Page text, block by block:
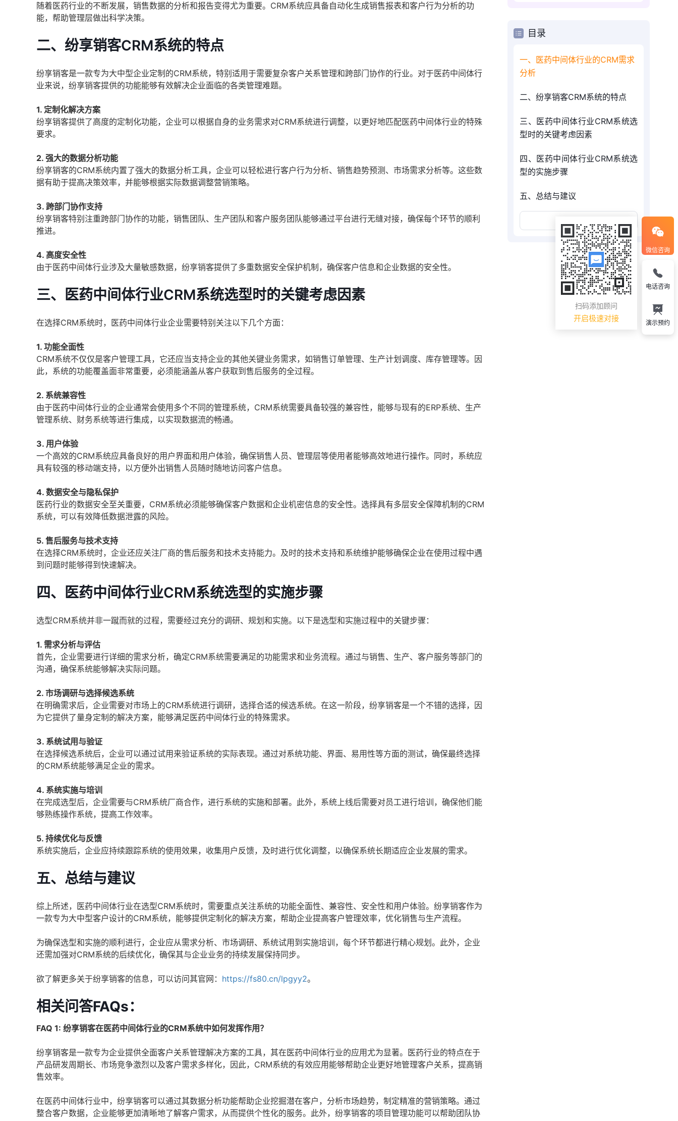
随着医药行业的不断发展，销售数据的分析和报告变得尤为重要。CRM系统应具备自动化生成销售报表和客户行为分析的功
能，帮助管理层做出科学决策。
二、纷享销客CRM系统的特点
纷享销客是一款专为大中型企业定制的CRM系统，特别适用于需要复杂客户关系管理和跨部门协作的行业。对于医药中间体行
业来说，纷享销客提供的功能能够有效解决企业面临的各类管理难题。
1. 定制化解决方案
纷享销客提供了高度的定制化功能，企业可以根据自身的业务需求对CRM系统进行调整，以更好地匹配医药中间体行业的特殊
要求。
2. 强大的数据分析功能
纷享销客的CRM系统内置了强大的数据分析工具，企业可以轻松进行客户行为分析、销售趋势预测、市场需求分析等。这些数
据有助于提高决策效率，并能够根据实际数据调整营销策略。
3. 跨部门协作支持
纷享销客特别注重跨部门协作的功能，销售团队、生产团队和客户服务团队能够通过平台进行无缝对接，确保每个环节的顺利
推进。
4. 高度安全性
由于医药中间体行业涉及大量敏感数据，纷享销客提供了多重数据安全保护机制，确保客户信息和企业数据的安全性。
三、医药中间体行业CRM系统选型时的关键考虑因素
在选择CRM系统时，医药中间体行业企业需要特别关注以下几个方面：
1. 功能全面性
CRM系统不仅仅是客户管理工具，它还应当支持企业的其他关键业务需求，如销售订单管理、生产计划调度、库存管理等。因
此，系统的功能覆盖面非常重要，必须能涵盖从客户获取到售后服务的全过程。
2. 系统兼容性
由于医药中间体行业的企业通常会使用多个不同的管理系统，CRM系统需要具备较强的兼容性，能够与现有的ERP系统、生产
管理系统、财务系统等进行集成，以实现数据流的畅通。
3. 用户体验
一个高效的CRM系统应具备良好的用户界面和用户体验，确保销售人员、管理层等使用者能够高效地进行操作。同时，系统应
具有较强的移动端支持，以方便外出销售人员随时随地访问客户信息。
4. 数据安全与隐私保护
医药行业的数据安全至关重要，CRM系统必须能够确保客户数据和企业机密信息的安全性。选择具有多层安全保障机制的CRM
系统，可以有效降低数据泄露的风险。
5. 售后服务与技术支持
在选择CRM系统时，企业还应关注厂商的售后服务和技术支持能力。及时的技术支持和系统维护能够确保企业在使用过程中遇
到问题时能够得到快速解决。
四、医药中间体行业CRM系统选型的实施步骤
选型CRM系统并非一蹴而就的过程，需要经过充分的调研、规划和实施。以下是选型和实施过程中的关键步骤：
1. 需求分析与评估
首先，企业需要进行详细的需求分析，确定CRM系统需要满足的功能需求和业务流程。通过与销售、生产、客户服务等部门的
沟通，确保系统能够解决实际问题。
2. 市场调研与选择候选系统
在明确需求后，企业需要对市场上的CRM系统进行调研，选择合适的候选系统。在这一阶段，纷享销客是一个不错的选择，因
为它提供了量身定制的解决方案，能够满足医药中间体行业的特殊需求。
3. 系统试用与验证
在选择候选系统后，企业可以通过试用来验证系统的实际表现。通过对系统功能、界面、易用性等方面的测试，确保最终选择
的CRM系统能够满足企业的需求。
4. 系统实施与培训
在完成选型后，企业需要与CRM系统厂商合作，进行系统的实施和部署。此外，系统上线后需要对员工进行培训，确保他们能
够熟练操作系统，提高工作效率。
5. 持续优化与反馈
系统实施后，企业应持续跟踪系统的使用效果，收集用户反馈，及时进行优化调整，以确保系统长期适应企业发展的需求。
五、总结与建议
综上所述，医药中间体行业在选型CRM系统时，需要重点关注系统的功能全面性、兼容性、安全性和用户体验。纷享销客作为
一款专为大中型客户设计的CRM系统，能够提供定制化的解决方案，帮助企业提高客户管理效率，优化销售与生产流程。
为确保选型和实施的顺利进行，企业应从需求分析、市场调研、系统试用到实施培训，每个环节都进行精心规划。此外，企业
还需加强对CRM系统的后续优化，确保其与企业业务的持续发展保持同步。
欲了解更多关于纷享销客的信息，可以访问其官网： https://fs80.cn/lpgyy2。
相关问答FAQs：
FAQ 1: 纷享销客在医药中间体行业的CRM系统中如何发挥作用？
纷享销客是一款专为企业提供全面客户关系管理解决方案的工具，其在医药中间体行业的应用尤为显著。医药行业的特点在于
产品研发周期长、市场竞争激烈以及客户需求多样化，因此，CRM系统的有效应用能够帮助企业更好地管理客户关系，提高销
售效率。
在医药中间体行业中，纷享销客可以通过其数据分析功能帮助企业挖掘潜在客户，分析市场趋势，制定精准的营销策略。通过
整合客户数据，企业能够更加清晰地了解客户需求，从而提供个性化的服务。此外，纷享销客的项目管理功能可以帮助团队协
目录
一、医药中间体行业的CRM需求
分析
二、纷享销客CRM系统的特点
三、医药中间体行业CRM系统选
型时的关键考虑因素
四、医药中间体行业CRM系统选
型的实施步骤
五、总结与建议
微信咨询
扫码添加顾问
开启极速对接
电话咨询
演示预约